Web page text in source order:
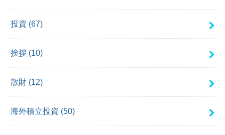
投資 (67)
挨拶 (10)
散財 (12)
海外積立投資 (50)